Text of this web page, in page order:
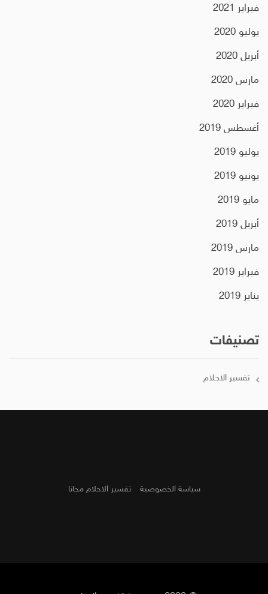
فبراير 2021
يوليو 2020
أبريل 2020
مارس 2020
فبراير 2020
أغسطس 2019
يوليو 2019
يونيو 2019
مايو 2019
أبريل 2019
مارس 2019
فبراير 2019
يناير 2019
تصنيفات
تفسير الاحلام
سياسة الخصوصية تفسير الاحلام مجانا